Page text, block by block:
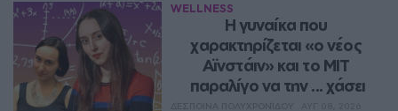
WELLNESS
Η γυναίκα που
χαρακτηρίζεται «ο νέος
Αϊνστάιν» και το MIT
παραλίγο να την ... χάσει